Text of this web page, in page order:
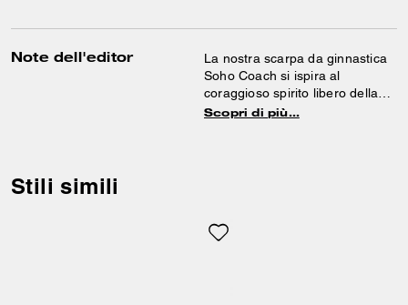
Note dell'editor
La nostra scarpa da ginnastica
Soho Coach si ispira al
coraggioso spirito libero della
nostra città natale di New York
riciclato e un’intersuola che
Scopri di più…
Stili simili